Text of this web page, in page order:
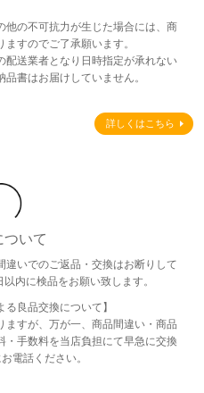
の不可抗力が生じた場合には、商
すのでご了承願います。
送業者となり日時指定が承れない
書はお届けしていません。
詳しくはこちら
ついて
違いでのご返品・交換はお断りして
内に検品をお願い致します。
る良品交換について】
すが、万が一、商品間違い・商品
手数料を当店負担にて早急に交換
電話ください。